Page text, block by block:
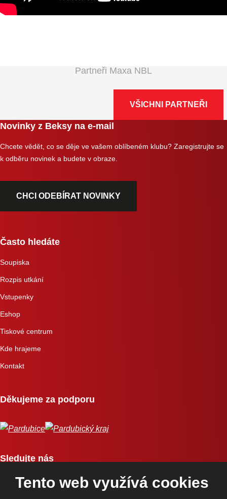
Partneři Maxa NBL
VŠICHNI PARTNEŘI
Novinky z Beksy na e-mail
Chcete vědět, co se děje ve vašem oblíbeném klubu? Zaregistrujte se
k odběru novinek a budete v obraze.
CHCI ODEBÍRAT NOVINKY
Často hledáte
Soupiska
Rozpis utkání
Vstupenky
Eshop
Tiskové centrum
Kde hrajeme
Kontakt
Děkujeme za podporu
Sledujte nás
Tento web využívá cookies